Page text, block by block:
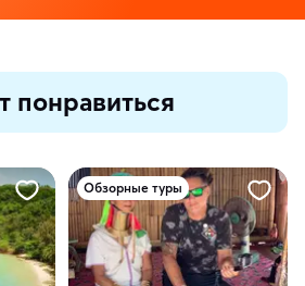
понравиться
Обзорные туры